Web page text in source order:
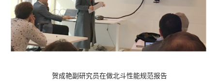
贺成艳副研究员在做北斗性能规范报告